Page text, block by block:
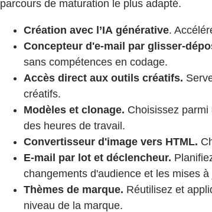
parcours de maturation le plus adapté.
Création avec l’IA générative.
Concepteur d'e-mail par glisser-
sans compétences en codage.
Accès direct aux outils créatifs.
créatifs.
Modèles et clonage. Choisissez
des heures de travail.
Convertisseur d'image vers HTML.
E-mail par lot et déclencheur.
changements d'audience et les mises
Thèmes de marque. Réutilisez et
niveau de la marque.